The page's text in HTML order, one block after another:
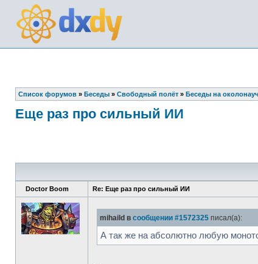
Список форумов » Беседы » Свободный полёт » Беседы на
Еще раз про сильный ИИ
Doctor Boom Re: Еще раз про сильный ИИ
mihaild в сообщении #1572325 писал(а):
А так же на абсолютно любую